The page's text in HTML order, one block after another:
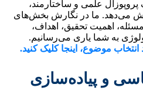
پروپوزال علمی و ساختارمند،
می‌دهد. ما در نگارش بخش‌های
اهمیت تحقیق، اهداف،
به شما یاری می‌رسانیم.
موضوع، اینجا کلیک کنید.
و پیاده‌سازی